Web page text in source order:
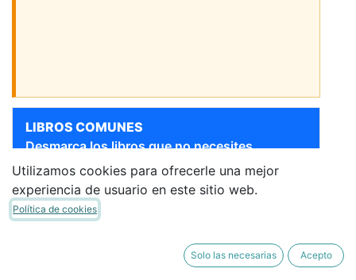
LIBROS COMUNES
Desmarca los libros que no necesites.
[9788469877173] 4 AÑOS -
LECTOESCRITURA
Libro del Alumno
Sigue bajando para ver más libros
Utilizamos cookies para ofrecerle una mejor
experiencia de usuario en este sitio web.
Política de cookies
Solo las necesarias Acepto